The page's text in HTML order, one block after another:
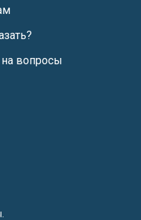
вопросы